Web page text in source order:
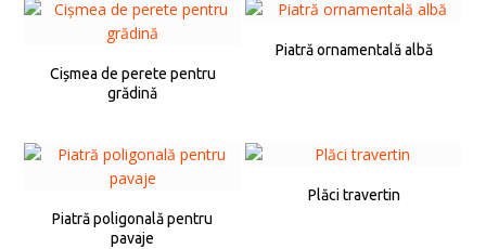
Cișmea de perete pentru
grădină
Piatră ornamentală albă
Piatră poligonală pentru
pavaje
Plăci travertin